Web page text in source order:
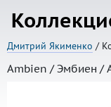
Дмитрий Якименко /
Ambien / Эмбиен /